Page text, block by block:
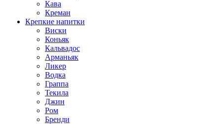
Кава
Креман
Крепкие напитки
Виски
Коньяк
Кальвадос
Арманьяк
Ликер
Водка
Граппа
Текила
Джин
Ром
Бренди